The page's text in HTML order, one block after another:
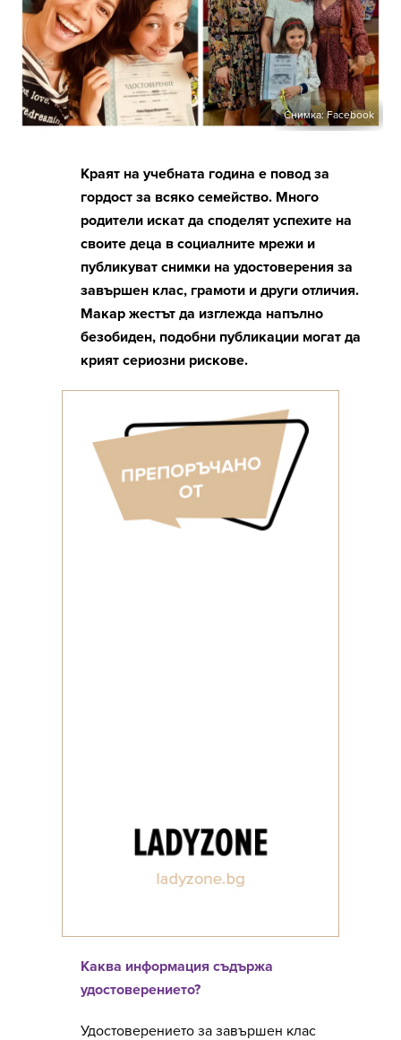
Снимка: Facebook
Краят на учебната година е повод за
гордост за всяко семейство. Много
родители искат да споделят успехите на
своите деца в социалните мрежи и
публикуват снимки на удостоверения за
завършен клас, грамоти и други отличия.
Макар жестът да изглежда напълно
безобиден, подобни публикации могат да
крият сериозни рискове.
Каква информация съдържа
удостоверението?
Удостоверението за завършен клас